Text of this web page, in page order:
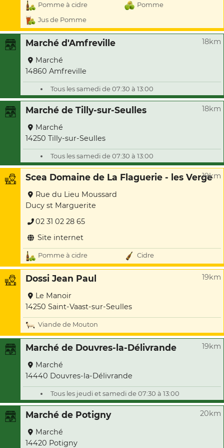
Pomme à cidre
Pomme
Jus de Pomme
Marché d'Amfreville 18km
Marché
14860 Amfreville
Tous les samedi de 07:30 à 13:00
Marché de Tilly-sur-Seulles 18km
Marché
14250 Tilly-sur-Seulles
Tous les samedi de 07:30 à 13:00
Scea Domaine de La Flaguerie - les Verge
19km
Rue du Lieu Moussard
Ducy st Marguerite
02 31 02 28 65
Site internet
Pomme à cidre Cidre
Dossi Jean Paul 19km
Le Manoir
14250 Saint-Vaast-sur-Seulles
Viande de Mouton
Marché de Douvres-la-Délivrande 19km
Marché
14440 Douvres-la-Délivrande
Tous les jeudi et samedi de 07:30 à 13:00
Marché de Potigny 20km
Marché
14420 Potigny